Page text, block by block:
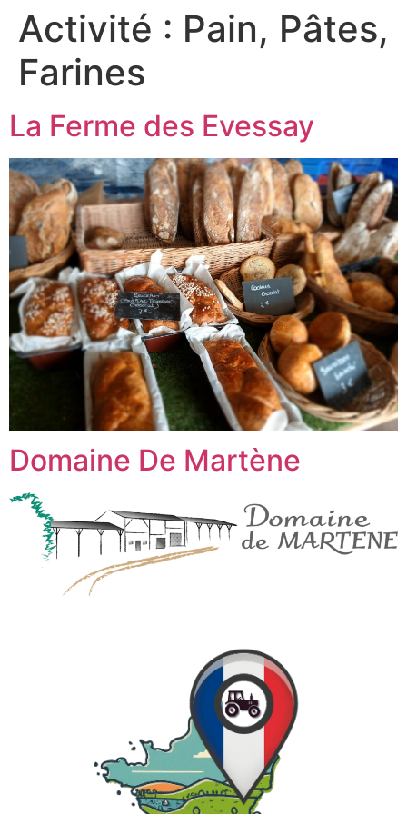
Activité : Pain, Pâtes,
Farines
La Ferme des Evessay
Domaine De Martène